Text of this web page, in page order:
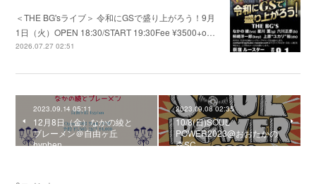
＜THE BG'sライブ＞ 令和にGSで盛り上がろう！9月
1日（火）OPEN 18:30/START 19:30Fee ¥3500+o…
2026.07.27 02:51
2023.09.14 05:11
12月8日（金）なかの綾と
ブレーメン＠自由ヶ丘
hyphen
2023.09.08 02:35
10/8(日)SOUL
POWER2023@おおたかの
森SC